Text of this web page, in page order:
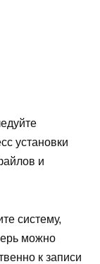
установки
и
систему,
можно
к записи